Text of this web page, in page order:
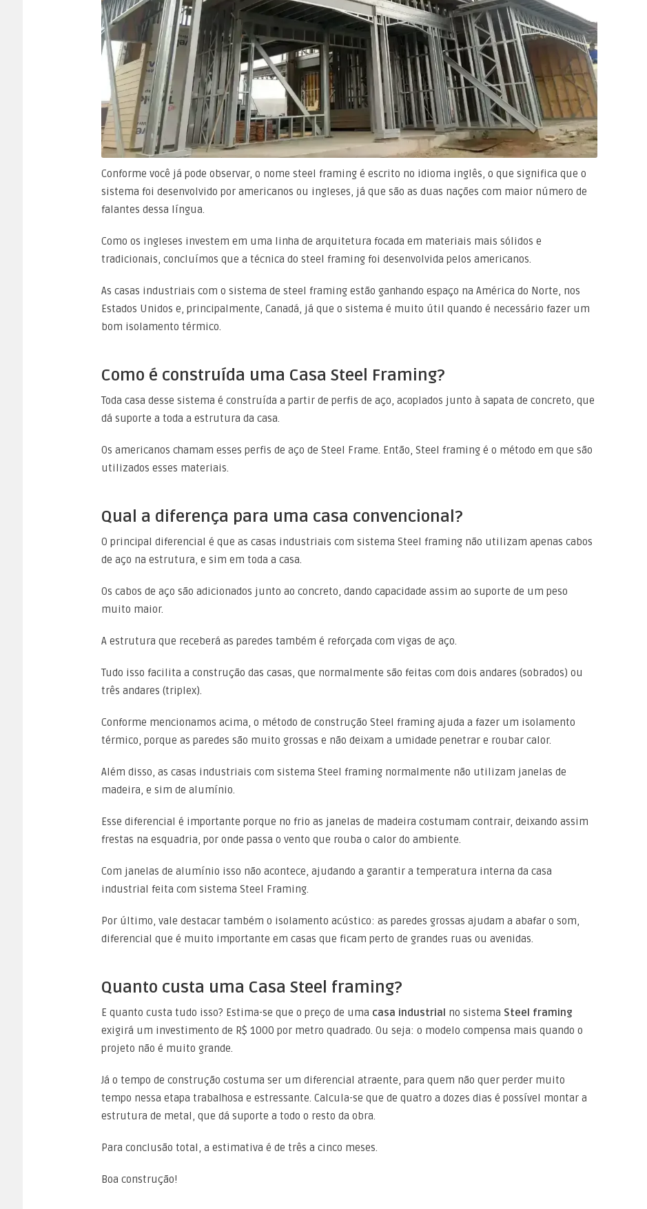
Conforme você já pode observar, o nome steel framing é escrito no idioma inglês, o que significa que o
sistema foi desenvolvido por americanos ou ingleses, já que são as duas nações com maior número de
falantes dessa língua.
Como os ingleses investem em uma linha de arquitetura focada em materiais mais sólidos e
tradicionais, concluímos que a técnica do steel framing foi desenvolvida pelos americanos.
As casas industriais com o sistema de steel framing estão ganhando espaço na América do Norte, nos
Estados Unidos e, principalmente, Canadá, já que o sistema é muito útil quando é necessário fazer um
bom isolamento térmico.
Como é construída uma Casa Steel Framing?
Toda casa desse sistema é construída a partir de perfis de aço, acoplados junto à sapata de concreto, que
dá suporte a toda a estrutura da casa.
Os americanos chamam esses perfis de aço de Steel Frame. Então, Steel framing é o método em que são
utilizados esses materiais.
Qual a diferença para uma casa convencional?
O principal diferencial é que as casas industriais com sistema Steel framing não utilizam apenas cabos
de aço na estrutura, e sim em toda a casa.
Os cabos de aço são adicionados junto ao concreto, dando capacidade assim ao suporte de um peso
muito maior.
A estrutura que receberá as paredes também é reforçada com vigas de aço.
Tudo isso facilita a construção das casas, que normalmente são feitas com dois andares (sobrados) ou
três andares (triplex).
Conforme mencionamos acima, o método de construção Steel framing ajuda a fazer um isolamento
térmico, porque as paredes são muito grossas e não deixam a umidade penetrar e roubar calor.
Além disso, as casas industriais com sistema Steel framing normalmente não utilizam janelas de
madeira, e sim de alumínio.
Esse diferencial é importante porque no frio as janelas de madeira costumam contrair, deixando assim
frestas na esquadria, por onde passa o vento que rouba o calor do ambiente.
Com janelas de alumínio isso não acontece, ajudando a garantir a temperatura interna da casa
industrial feita com sistema Steel Framing.
Por último, vale destacar também o isolamento acústico: as paredes grossas ajudam a abafar o som,
diferencial que é muito importante em casas que ficam perto de grandes ruas ou avenidas.
Quanto custa uma Casa Steel framing?
E quanto custa tudo isso? Estima-se que o preço de uma casa industrial no sistema Steel framing
exigirá um investimento de R$ 1000 por metro quadrado. Ou seja: o modelo compensa mais quando o
projeto não é muito grande.
Já o tempo de construção costuma ser um diferencial atraente, para quem não quer perder muito
tempo nessa etapa trabalhosa e estressante. Calcula-se que de quatro a dozes dias é possível montar a
estrutura de metal, que dá suporte a todo o resto da obra.
Para conclusão total, a estimativa é de três a cinco meses.
Boa construção!